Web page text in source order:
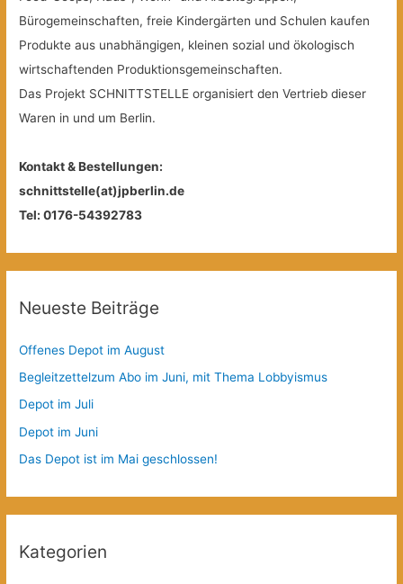
Bürogemeinschaften, freie Kindergärten und Schulen kaufen
Produkte aus unabhängigen, kleinen sozial und ökologisch
wirtschaftenden Produktionsgemeinschaften.
Das Projekt SCHNITTSTELLE organisiert den Vertrieb dieser
Waren in und um Berlin.
Kontakt & Bestellungen:
schnittstelle(at)jpberlin.de
Tel: 0176-54392783
Neueste Beiträge
Offenes Depot im August
Begleitzettelzum Abo im Juni, mit Thema Lobbyismus
Depot im Juli
Depot im Juni
Das Depot ist im Mai geschlossen!
Kategorien